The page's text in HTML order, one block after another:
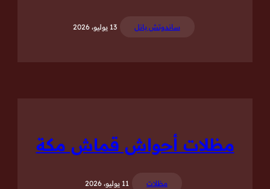
ساندوتش بانل 13 يوليو، 2026
مظلات أحواش قماش مكة
مظلات 11 يوليو، 2026